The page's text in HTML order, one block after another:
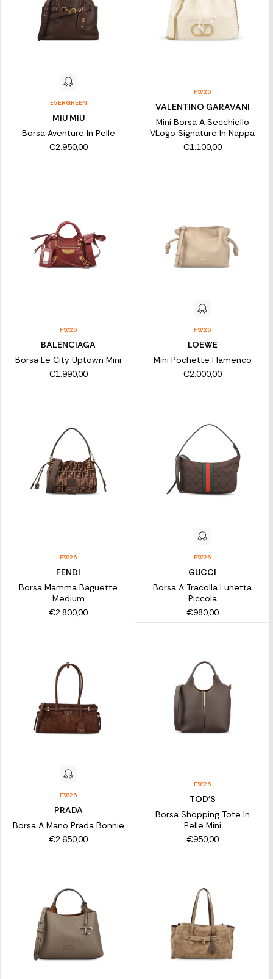
EVERGREEN
MIU MIU
Borsa Aventure In Pelle
€2.950,00
FW26
VALENTINO GARAVANI
Mini Borsa A Secchiello
VLogo Signature In Nappa
€1.100,00
FW26
BALENCIAGA
Borsa Le City Uptown Mini
€1.990,00
FW26
LOEWE
Mini Pochette Flamenco
€2.000,00
FW26
FENDI
Borsa Mamma Baguette
Medium
€2.800,00
FW26
GUCCI
Borsa A Tracolla Lunetta
Piccola
€980,00
FW26
PRADA
Borsa A Mano Prada Bonnie
€2.650,00
FW26
TOD'S
Borsa Shopping Tote In
Pelle Mini
€950,00